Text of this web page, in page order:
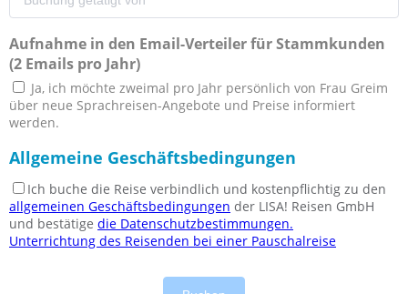
Aufnahme in den Email-Verteiler für Stammkunden
(2 Emails pro Jahr)
Ja, ich möchte zweimal pro Jahr persönlich von Frau Greim
über neue Sprachreisen-Angebote und Preise informiert
werden.
Allgemeine Geschäftsbedingungen
Ich buche die Reise verbindlich und kostenpflichtig zu den
allgemeinen Geschäftsbedingungen der LISA! Reisen GmbH
und bestätige die Datenschutzbestimmungen.
Unterrichtung des Reisenden bei einer Pauschalreise